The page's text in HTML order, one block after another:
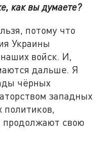
как вы думаете?
потому что
Украины
войск. И,
дальше. Я
чёрных
западных
продолжают свою